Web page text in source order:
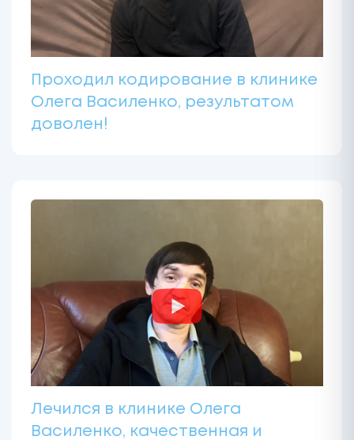
Проходил кодирование в клинике
Олега Василенко, результатом
доволен!
Лечился в клинике Олега
Василенко, качественная и